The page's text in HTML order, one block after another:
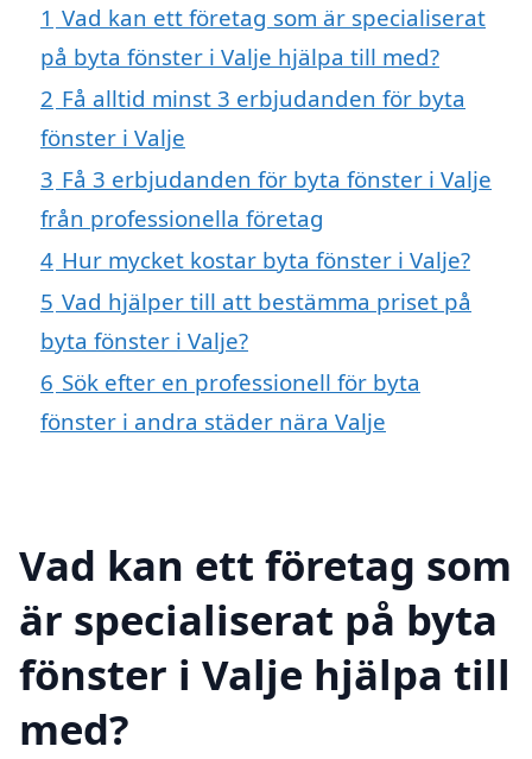
1 Vad kan ett företag som är specialiserat
på byta fönster i Valje hjälpa till med?
2 Få alltid minst 3 erbjudanden för byta
fönster i Valje
3 Få 3 erbjudanden för byta fönster i Valje
från professionella företag
4 Hur mycket kostar byta fönster i Valje?
5 Vad hjälper till att bestämma priset på
byta fönster i Valje?
6 Sök efter en professionell för byta
fönster i andra städer nära Valje
Vad kan ett företag som
är specialiserat på byta
fönster i Valje hjälpa till
med?